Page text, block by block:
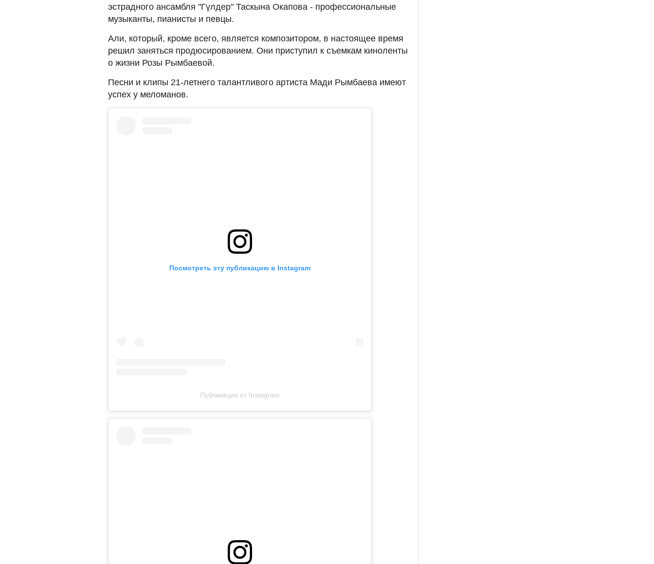
эстрадного ансамбля "Гүлдер" Таскына Окапова - профессиональные
музыканты, пианисты и певцы.
Али, который, кроме всего, является композитором, в настоящее время
решил заняться продюсированием. Они приступил к съемкам киноленты
о жизни Розы Рымбаевой.
Песни и клипы 21-летнего талантливого артиста Мади Рымбаева имеют
успех у меломанов.
Посмотреть эту публикацию в Instagram
Публикация от Instagram